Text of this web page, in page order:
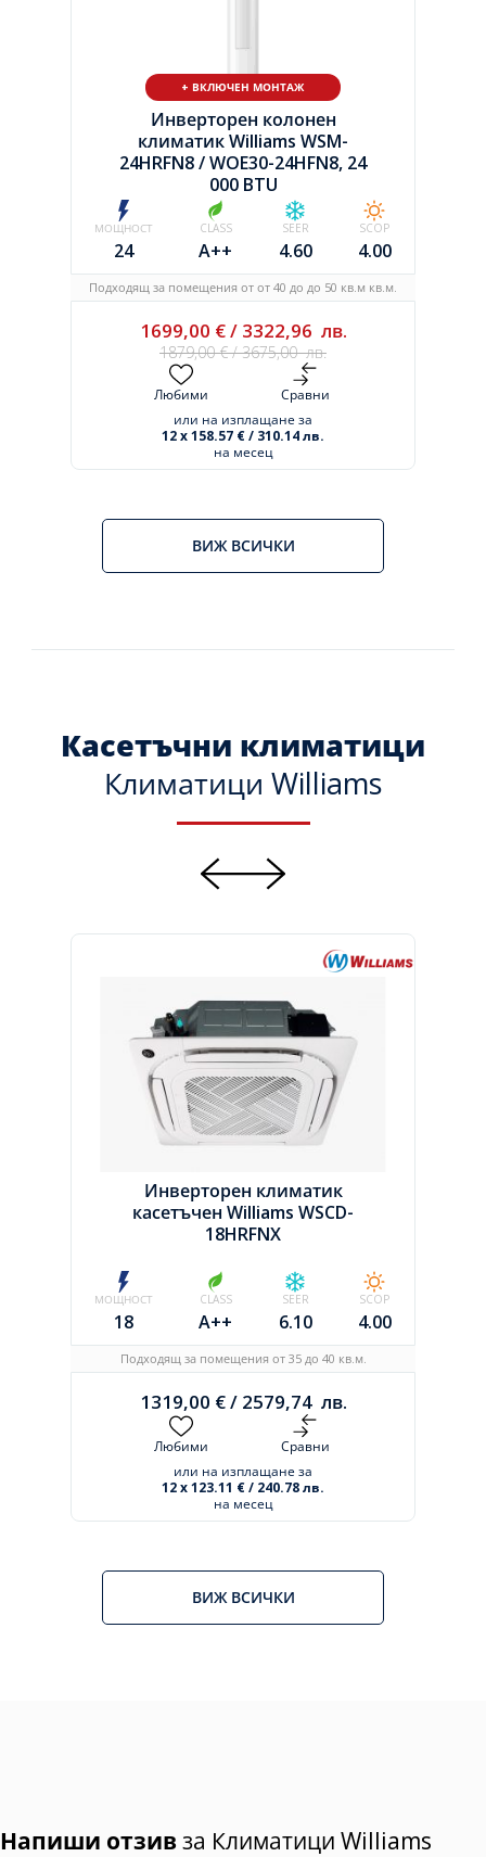
+ ВКЛЮЧЕН МОНТАЖ
Инверторен колонен
климатик Williams WSM-
24HRFN8 /WOE30-24HFN8, 24
000 BTU
МОЩНОСТ
24
CLASS
A++
SEER
4.60
SCOP
4.00
Подходящ за помещения от от 40 до до 50 кв.м кв.м.
1699,00 €/ 3322,96 лв.
1879,00€/3675,00лв.
Любими
Сравни
или на изплащане за
12 x 158.57 € / 310.14 лв.
на месец
ВИЖ ВСИЧКИ
Касетъчни климатици
Климатици Williams
Инверторен климатик
касетъчен Williams WSCD-
18HRFNX
МОЩНОСТ
18
CLASS
A++
SEER
6.10
SCOP
4.00
Подходящ за помещения от 35 до 40 кв.м.
1319,00 €/ 2579,74 лв.
Любими
Сравни
или на изплащане за
12 x 123.11 € / 240.78 лв.
на месец
ВИЖ ВСИЧКИ
Напиши отзивза Климатици Williams